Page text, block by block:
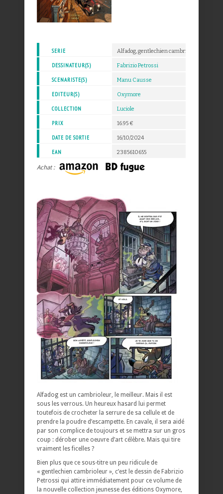
SERIE Alfadog, gentlechien cambrioleur
DESSINATEUR(S) Fabrizio Petrossi
SCENARISTE(S) Manu Causse
EDITEUR(S) Oxymore
COLLECTION Luciole
PRIX 16.95 €
DATE DE SORTIE 16/10/2024
EAN 2385610655
Achat :
Alfadog est un cambrioleur, le meilleur. Mais il est
sous les verrous. Un heureux hasard lui permet
toutefois de crocheter la serrure de sa cellule et de
prendre la poudre d’escampette. En cavale, il sera aidé
par son complice de toujours et se mettra sur un gros
coup : dérober une oeuvre d’art célèbre. Mais qui tire
vraiment les ficelles ?
Bien plus que ce sous-titre un peu ridicule de
« gentlechien cambrioleur », c’est le dessin de Fabrizio
Petrossi qui attire immédiatement pour ce volume de
la nouvelle collection jeunesse des éditions Oxymore,